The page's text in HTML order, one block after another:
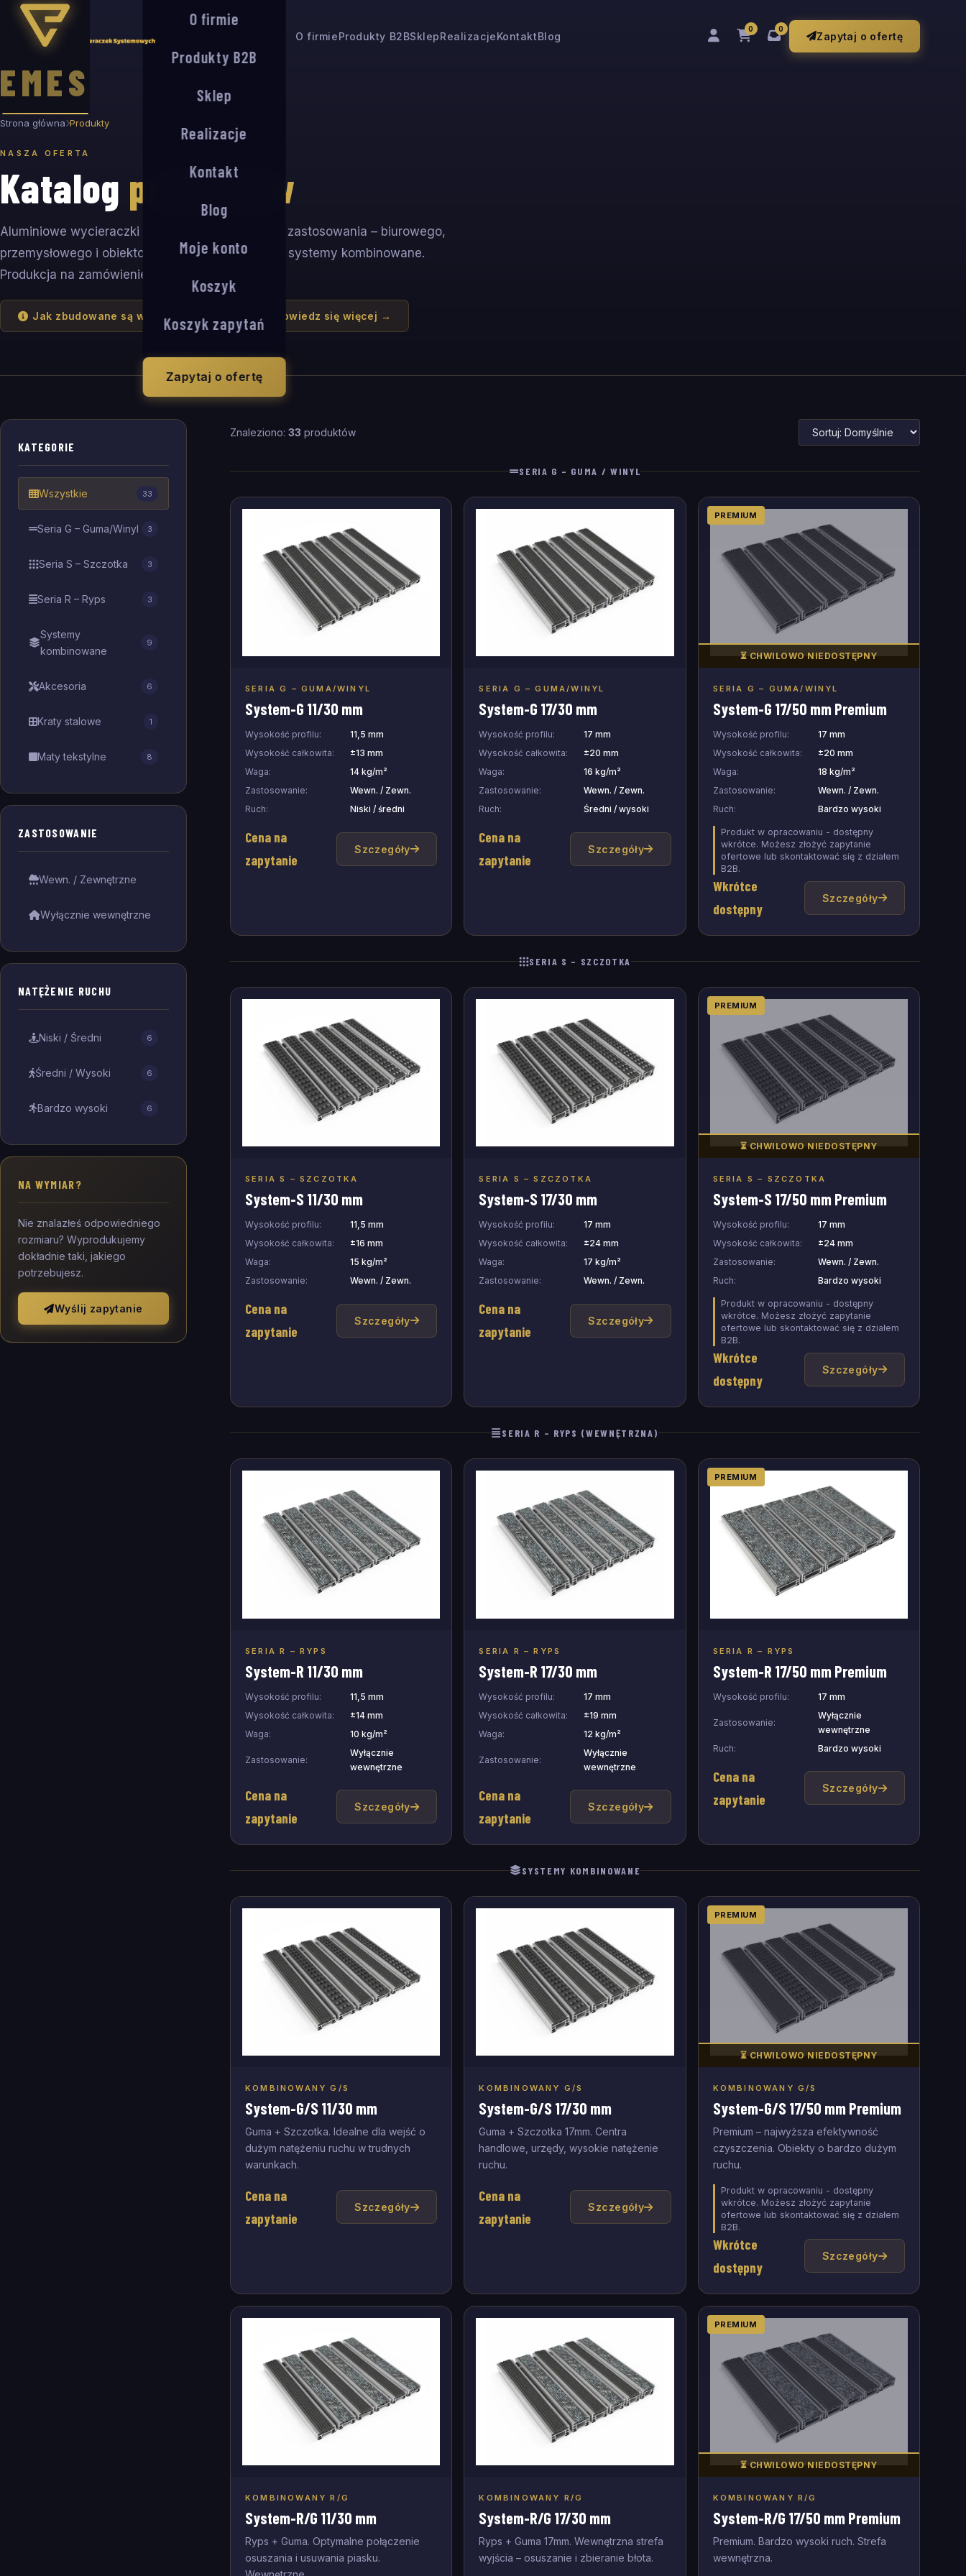
EMES
O firmieProdukty B2BSklepRealizacjeKontaktBlog
0 0
Zapytaj o ofertę
O firmie
Produkty B2B
Sklep
Realizacje
Kontakt
Blog
Moje konto
Koszyk
Koszyk zapytań
Zapytaj o ofertę
Strona główna Produkty
NASZA OFERTA
Katalog produktów
Aluminiowe wycieraczki systemowe dla każdego zastosowania – biurowego,
przemysłowego i obiektowego. Seria G, S, R oraz systemy kombinowane.
Produkcja na zamówienie.
Jak zbudowane są wycieraczki aluminiowe? Dowiedz się więcej →
KATEGORIE
Wszystkie 33
Seria G – Guma/Winyl 3
Seria S – Szczotka 3
Seria R – Ryps 3
Systemy
kombinowane
9
Akcesoria 6
Kraty stalowe 1
Maty tekstylne 8
ZASTOSOWANIE
Wewn. / Zewnętrzne
Wyłącznie wewnętrzne
NATĘŻENIE RUCHU
Niski / Średni 6
Średni / Wysoki 6
Bardzo wysoki 6
NA WYMIAR?
Nie znalazłeś odpowiedniego
rozmiaru? Wyprodukujemy
dokładnie taki, jakiego
potrzebujesz.
Wyślij zapytanie
Znaleziono: 33 produktów
SERIA G – GUMA / WINYL
SERIA G – GUMA/WINYL
System-G 11/30 mm
Wysokość profilu:
11,5 mm
Wysokość całkowita:
±13 mm
Waga:
14 kg/m²
Zastosowanie:
Wewn. / Zewn.
Ruch:
Niski / średni
Cena na
zapytanie
Szczegóły
SERIA G – GUMA/WINYL
System-G 17/30 mm
Wysokość profilu:
17 mm
Wysokość całkowita:
±20 mm
Waga:
16 kg/m²
Zastosowanie:
Wewn. / Zewn.
Ruch:
Średni / wysoki
Cena na
zapytanie
Szczegóły
PREMIUM
⏳ CHWILOWO NIEDOSTĘPNY
SERIA G – GUMA/WINYL
System-G 17/50 mm Premium
Wysokość profilu:
17 mm
Wysokość całkowita:
±20 mm
Waga:
18 kg/m²
Zastosowanie:
Wewn. / Zewn.
Ruch:
Bardzo wysoki
Produkt w opracowaniu - dostępny
wkrótce. Możesz złożyć zapytanie
ofertowe lub skontaktować się z działem
B2B.
Wkrótce
dostępny
Szczegóły
SERIA S – SZCZOTKA
SERIA S – SZCZOTKA
System-S 11/30 mm
Wysokość profilu:
11,5 mm
Wysokość całkowita:
±16 mm
Waga:
15 kg/m²
Zastosowanie:
Wewn. / Zewn.
Cena na
zapytanie
Szczegóły
SERIA S – SZCZOTKA
System-S 17/30 mm
Wysokość profilu:
17 mm
Wysokość całkowita:
±24 mm
Waga:
17 kg/m²
Zastosowanie:
Wewn. / Zewn.
Cena na
zapytanie
Szczegóły
PREMIUM
⏳ CHWILOWO NIEDOSTĘPNY
SERIA S – SZCZOTKA
System-S 17/50 mm Premium
Wysokość profilu:
17 mm
Wysokość całkowita:
±24 mm
Zastosowanie:
Wewn. / Zewn.
Ruch:
Bardzo wysoki
Produkt w opracowaniu - dostępny
wkrótce. Możesz złożyć zapytanie
ofertowe lub skontaktować się z działem
B2B.
Wkrótce
dostępny
Szczegóły
SERIA R – RYPS (WEWNĘTRZNA)
SERIA R – RYPS
System-R 11/30 mm
Wysokość profilu:
11,5 mm
Wysokość całkowita:
±14 mm
Waga:
10 kg/m²
Zastosowanie:
Wyłącznie
wewnętrzne
Cena na
zapytanie
Szczegóły
SERIA R – RYPS
System-R 17/30 mm
Wysokość profilu:
17 mm
Wysokość całkowita:
±19 mm
Waga:
12 kg/m²
Zastosowanie:
Wyłącznie
wewnętrzne
Cena na
zapytanie
Szczegóły
PREMIUM
SERIA R – RYPS
System-R 17/50 mm Premium
Wysokość profilu: 17 mm
Zastosowanie:
Wyłącznie
wewnętrzne
Ruch:
Bardzo wysoki
Cena na
zapytanie
Szczegóły
SYSTEMY KOMBINOWANE
KOMBINOWANY G/S
System-G/S 11/30 mm
Guma + Szczotka. Idealne dla wejść o
dużym natężeniu ruchu w trudnych
warunkach.
Cena na
zapytanie
Szczegóły
KOMBINOWANY G/S
System-G/S 17/30 mm
Guma + Szczotka 17mm. Centra
handlowe, urzędy, wysokie natężenie
ruchu.
Cena na
zapytanie
Szczegóły
PREMIUM
⏳ CHWILOWO NIEDOSTĘPNY
KOMBINOWANY G/S
System-G/S 17/50 mm Premium
Premium – najwyższa efektywność
czyszczenia. Obiekty o bardzo dużym
ruchu.
Produkt w opracowaniu - dostępny
wkrótce. Możesz złożyć zapytanie
ofertowe lub skontaktować się z działem
B2B.
Wkrótce
dostępny
Szczegóły
KOMBINOWANY R/G
System-R/G 11/30 mm
Ryps + Guma. Optymalne połączenie
osuszania i usuwania piasku.
KOMBINOWANY R/G
System-R/G 17/30 mm
Ryps + Guma 17mm. Wewnętrzna strefa
wyjścia – osuszanie i zbieranie błota.
PREMIUM
⏳ CHWILOWO NIEDOSTĘPNY
KOMBINOWANY R/G
System-R/G 17/50 mm Premium
Premium. Bardzo wysoki ruch. Strefa
wewnętrzna.